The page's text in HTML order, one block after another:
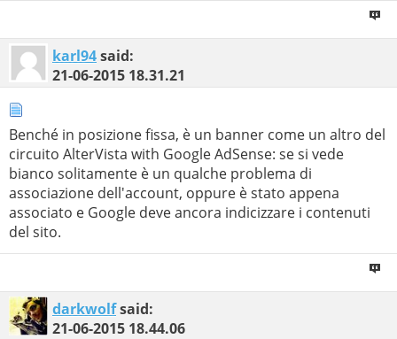
karl94said:
21-06-2015 18.31.21
Benché in posizione fissa, è un banner come un altro del
circuito AlterVista with Google AdSense: se si vede
bianco solitamente è un qualche problema di
associazione dell'account, oppure è stato appena
associato e Google deve ancora indicizzare i contenuti
del sito.
darkwolfsaid:
21-06-2015 18.44.06